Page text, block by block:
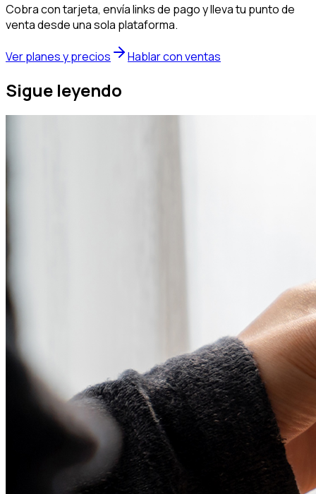
Cobra con tarjeta, envía links de pago y lleva tu punto de
venta desde una sola plataforma.
Ver planes y precios Hablar con ventas
Sigue leyendo